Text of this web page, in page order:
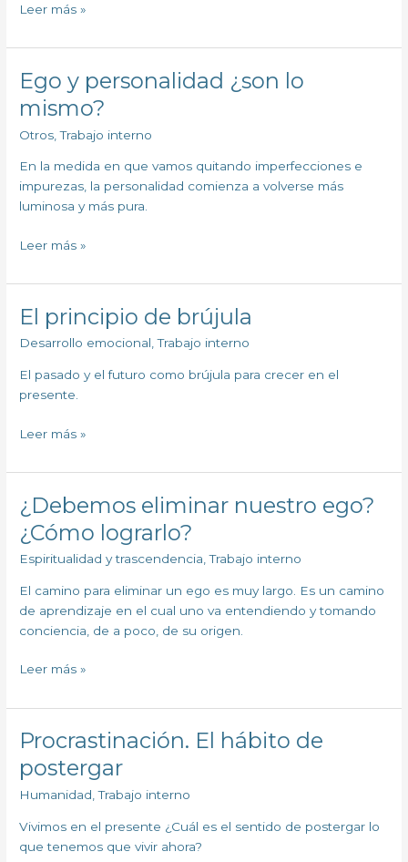
Leer más »
Ego y personalidad ¿son lo
mismo?
Otros ,Trabajo interno
En la medida en que vamos quitando imperfecciones e
impurezas, la personalidad comienza a volverse más
luminosa y más pura.
Ego
personalidad
¿son
Leer más »
El principio de brújula
Desarrollo emocional,Trabajo interno
El pasado y el futuro como brújula para crecer en el
presente.
El
principio
brújula
Leer más »
¿Debemos eliminar nuestro ego?
¿Cómo lograrlo?
Espiritualidad y trascendencia,Trabajo interno
El camino para eliminar un ego es muy largo. Es un camino
de aprendizaje en el cual uno va entendiendo y tomando
conciencia, de a poco, de su origen.
¿Debemos
eliminar
nuestro
ego?
Leer más »
Procrastinación. El hábito de
postergar
Humanidad ,Trabajo interno
Vivimos en el presente ¿Cuál es el sentido de postergar lo
que tenemos que vivir ahora?
Procrastinación.
hábito
de